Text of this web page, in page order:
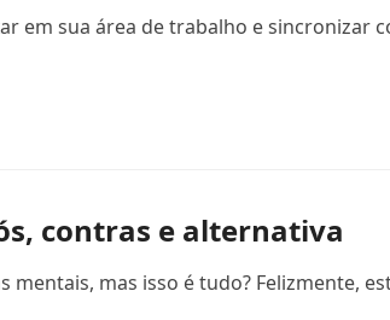
em sua área de trabalho e sincronizar
contras e alternativa
mas isso é tudo? Felizmente,